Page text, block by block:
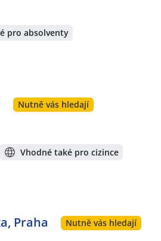
pro absolventy
Nutně vás hledají
Vhodné také pro cizince
Praha Nutně vás hledají